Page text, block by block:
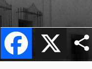
X
Facebook